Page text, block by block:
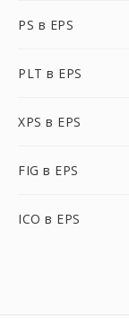
PS в EPS
PLT в EPS
XPS в EPS
FIG в EPS
ICO в EPS